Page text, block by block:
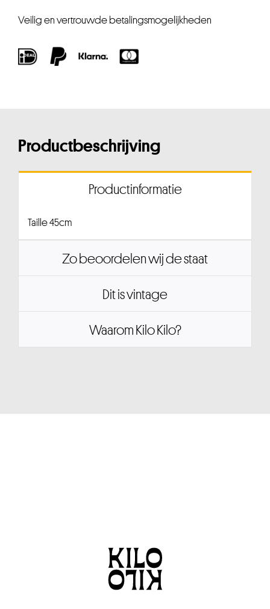
Veilig en vertrouwde betalingsmogelijkheden
Productbeschrijving
Productinformatie
Taille 45cm
Zo beoordelen wij de staat
Dit is vintage
Waarom Kilo Kilo?